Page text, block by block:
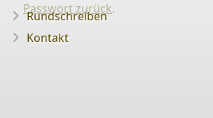
Passwort zurück.
Rundschreiben
Kontakt